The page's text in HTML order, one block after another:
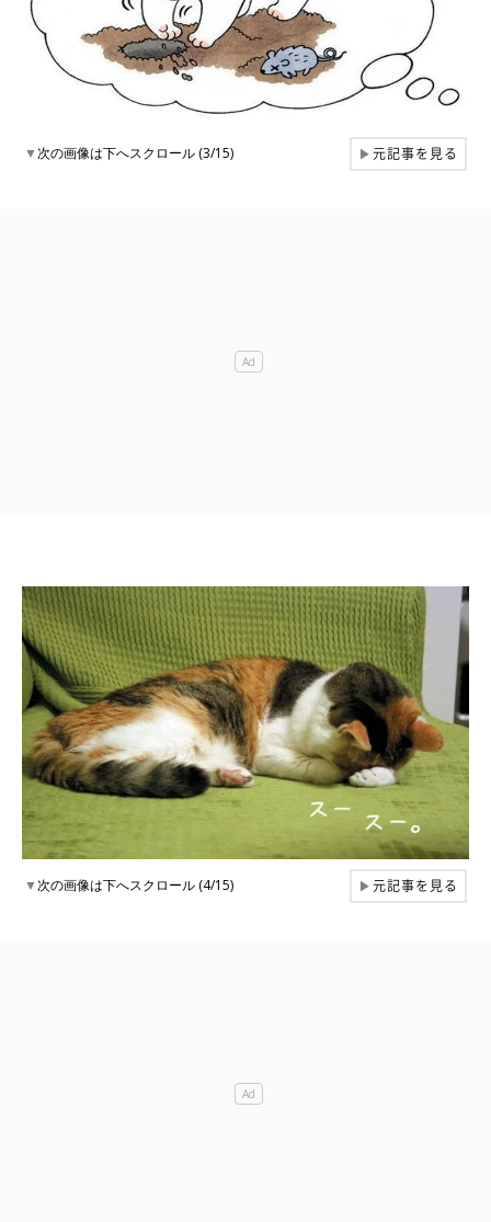
▼次の画像は下へスクロール (3/15) ▶元記事を見る
▼次の画像は下へスクロール (4/15) ▶元記事を見る